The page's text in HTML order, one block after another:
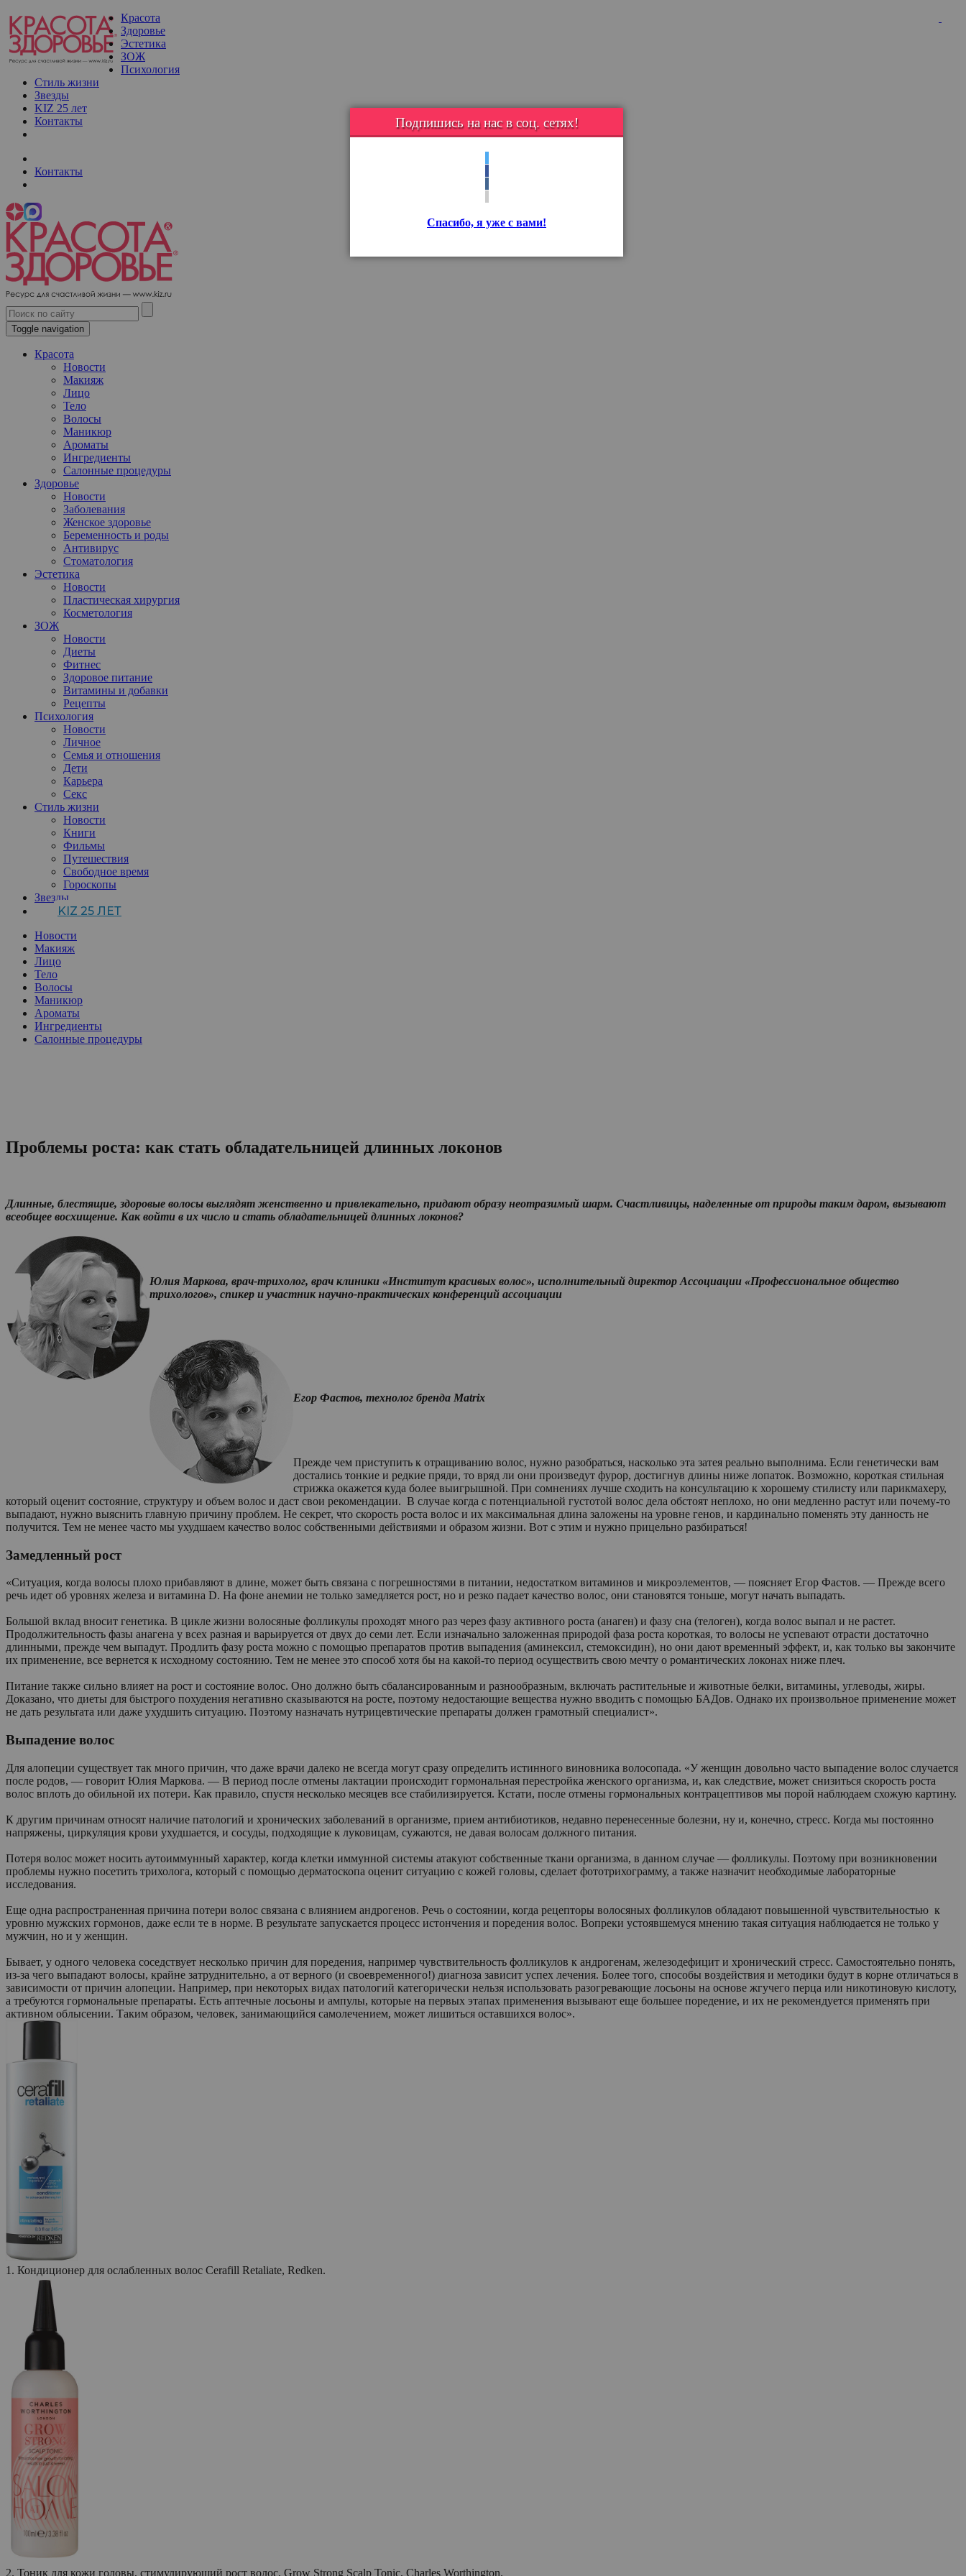
Красота
Здоровье
Эстетика
ЗОЖ
Психология
Стиль жизни
Звезды
KIZ 25 лет
Контакты
Контакты
Toggle navigation
Красота
Новости
Макияж
Лицо
Тело
Волосы
Маникюр
Ароматы
Ингредиенты
Салонные процедуры
Здоровье
Новости
Заболевания
Женское здоровье
Беременность и роды
Антивирус
Стоматология
Эстетика
Новости
Пластическая хирургия
Косметология
ЗОЖ
Новости
Диеты
Фитнес
Здоровое питание
Витамины и добавки
Рецепты
Психология
Новости
Личное
Семья и отношения
Дети
Карьера
Секс
Стиль жизни
Новости
Книги
Фильмы
Путешествия
Свободное время
Гороскопы
Звезды
KIZ 25 ЛЕТ
Новости
Макияж
Лицо
Тело
Волосы
Маникюр
Ароматы
Ингредиенты
Салонные процедуры
Подпишись на нас в соц. сетях!
Спасибо, я уже с вами!
Проблемы роста: как стать обладательницей длинных локонов
Длинные, блестящие, здоровые волосы выглядят женственно и привлекательно, придают образу неотразимый шарм. Счастливицы, наделенные от природы таким даром, вызывают
всеобщее восхищение. Как войти в их число и стать обладательницей длинных локонов?
Юлия Маркова, врач-трихолог, врач клиники «Институт красивых волос», исполнительный директор Ассоциации «Профессиональное общество
трихологов», спикер и участник научно-практических конференций ассоциации
Егор Фастов, технолог бренда Matrix
Прежде чем приступить к отращиванию волос, нужно разобраться, насколько эта затея реально выполнима. Если генетически вам
достались тонкие и редкие пряди, то вряд ли они произведут фурор, достигнув длины ниже лопаток. Возможно, короткая стильная
стрижка окажется куда более выигрышной. При сомнениях лучше сходить на консультацию к хорошему стилисту или парикмахеру,
который оценит состояние, структуру и объем волос и даст свои рекомендации. В случае когда с потенциальной густотой волос дела обстоят неплохо, но они медленно растут или почему-то
выпадают, нужно выяснить главную причину проблем. Не секрет, что скорость роста волос и их максимальная длина заложены на уровне генов, и кардинально поменять эту данность не
получится. Тем не менее часто мы ухудшаем качество волос собственными действиями и образом жизни. Вот с этим и нужно прицельно разбираться!
Замедленный рост
«Ситуация, когда волосы плохо прибавляют в длине, может быть связана с погрешностями в питании, недостатком витаминов и микроэлементов, — поясняет Егор Фастов. — Прежде всего
речь идет об уровнях железа и витамина D. На фоне анемии не только замедляется рост, но и резко падает качество волос, они становятся тоньше, могут начать выпадать.
Большой вклад вносит генетика. В цикле жизни волосяные фолликулы проходят много раз через фазу активного роста (анаген) и фазу сна (телоген), когда волос выпал и не растет.
Продолжительность фазы анагена у всех разная и варьируется от двух до семи лет. Если изначально заложенная природой фаза роста короткая, то волосы не успевают отрасти достаточно
длинными, прежде чем выпадут. Продлить фазу роста можно с помощью препаратов против выпадения (аминексил, стемоксидин), но они дают временный эффект, и, как только вы закончите
их применение, все вернется к исходному состоянию. Тем не менее это способ хотя бы на какой-то период осуществить свою мечту о романтических локонах ниже плеч.
Питание также сильно влияет на рост и состояние волос. Оно должно быть сбалансированным и разнообразным, включать растительные и животные белки, витамины, углеводы, жиры.
Доказано, что диеты для быстрого похудения негативно сказываются на росте, поэтому недостающие вещества нужно вводить с помощью БАДов. Однако их произвольное применение может
не дать результата или даже ухудшить ситуацию. Поэтому назначать нутрицевтические препараты должен грамотный специалист».
Выпадение волос
Для алопеции существует так много причин, что даже врачи далеко не всегда могут сразу определить истинного виновника волосопада. «У женщин довольно часто выпадение волос случается
после родов, — говорит Юлия Маркова. — В период после отмены лактации происходит гормональная перестройка женского организма, и, как следствие, может снизиться скорость роста
волос вплоть до обильной их потери. Как правило, спустя несколько месяцев все стабилизируется. Кстати, после отмены гормональных контрацептивов мы порой наблюдаем схожую картину.
К другим причинам относят наличие патологий и хронических заболеваний в организме, прием антибиотиков, недавно перенесенные болезни, ну и, конечно, стресс. Когда мы постоянно
напряжены, циркуляция крови ухудшается, и сосуды, подходящие к луковицам, сужаются, не давая волосам должного питания.
Потеря волос может носить аутоиммунный характер, когда клетки иммунной системы атакуют собственные ткани организма, в данном случае — фолликулы. Поэтому при возникновении
проблемы нужно посетить трихолога, который с помощью дерматоскопа оценит ситуацию с кожей головы, сделает фототрихограмму, а также назначит необходимые лабораторные
исследования.
Еще одна распространенная причина потери волос связана с влиянием андрогенов. Речь о состоянии, когда рецепторы волосяных фолликулов обладают повышенной чувствительностью к
уровню мужских гормонов, даже если те в норме. В результате запускается процесс истончения и поредения волос. Вопреки устоявшемуся мнению такая ситуация наблюдается не только у
мужчин, но и у женщин.
Бывает, у одного человека соседствует несколько причин для поредения, например чувствительность фолликулов к андрогенам, железодефицит и хронический стресс. Самостоятельно понять,
из-за чего выпадают волосы, крайне затруднительно, а от верного (и своевременного!) диагноза зависит успех лечения. Более того, способы воздействия и методики будут в корне отличаться в
зависимости от причин алопеции. Например, при некоторых видах патологий категорически нельзя использовать разогревающие лосьоны на основе жгучего перца или никотиновую кислоту,
а требуются гормональные препараты. Есть аптечные лосьоны и ампулы, которые на первых этапах применения вызывают еще большее поредение, и их не рекомендуется применять при
активном облысении. Таким образом, человек, занимающийся самолечением, может лишиться оставшихся волос».
1. Кондиционер для ослабленных волос Cerafill Retaliate, Redken.
2. Тоник для кожи головы, стимулирующий рост волос, Grow Strong Scalp Tonic, Charles Worthington.